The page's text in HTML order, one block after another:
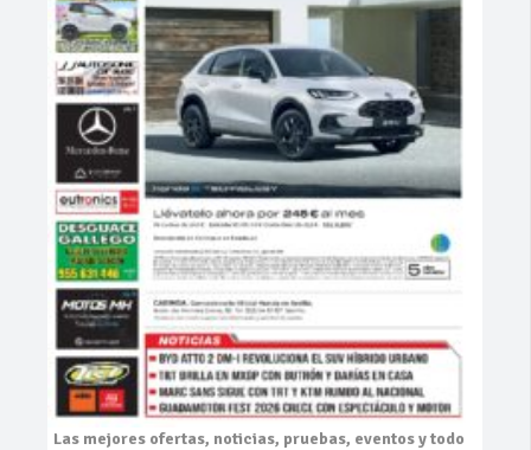
Las mejores ofertas, noticias, pruebas, eventosy todo